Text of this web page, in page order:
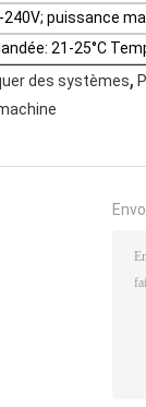
puissance
21-25°C
des systèmes,